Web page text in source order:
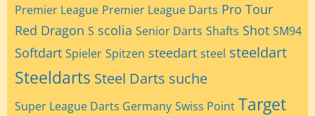
Premier League Premier League Darts Pro Tour
Red Dragon S scolia Senior Darts Shafts Shot SM94
Softdart Spieler Spitzen steedart steel steeldart
Steeldarts Steel Darts suche
Super League Darts Germany Swiss Point Target